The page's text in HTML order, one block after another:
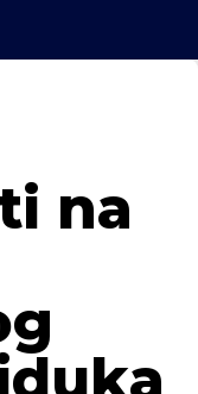
na